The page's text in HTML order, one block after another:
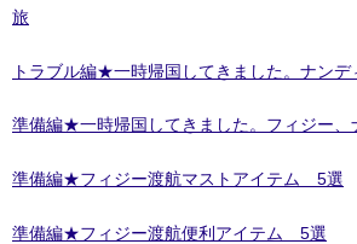
旅
トラブル編★一時帰国してきました。ナンデ
準備編★一時帰国してきました。フィジー、
準備編★フィジー渡航マストアイテム 5選
準備編★フィジー渡航便利アイテム 5選